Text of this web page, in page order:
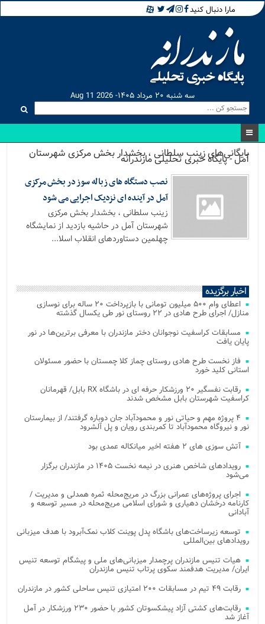
مارا دنبال کنید
سه شنبه ۲۰ مرداد ۱۴۰۵- Aug 11 2026
بایگانی‌های زینب سلطانی ، بخشدار بخش مرکزی شهرستان
آمل - پایگاه خبری تحلیلی مازندرانه
نصب دستگاه های زباله سوز در بخش مرکزی
آمل در آینده ای نزدیک اجرایی می شود
زینب سلطانی ، بخشدار بخش مرکزی
شهرستان آمل در حاشیه بازدید از نمایشگاه
چهلمین دستاوردهای انقلاب اسلا...
اخبار برگزیده
اعطای وام ۵۰۰ میلیون تومانی با بازپرداخت ۲۰ ساله برای نوسازی
منازل/ اجرای طرح هادی در ۲۲ روستای نور طی یکسال گذشته
مسابقات کراسفیت نوجوانان دختر مازندران با معرفی برترین‌ها در نور
پایان یافت
فاز نخست طرح هادی روستای چماز کلا چمستان با حضور مسئولان
استانی کلید خورد
رقابت نفسگیر ۲۰ ورزشکار حرفه ای در باشگاه RX بابل/ قهرمانان
کراسفیت شهرستان بابل مشخص شدند
۴ پروژه مهم و حیاتی نور و محمودآباد جان دوباره گرفتند/ از بیمارستان
نور و نیروگاه محمودآباد تا کمربندی رویان و پل آلشرود
آتش‌ سوزی‌ های ۲ هفته اخیر میانکاله عمدی بود
رویدادهای شاخص هنری در نیمه نخست ۱۴۰۵ در مازندران برگزار
می‌شود
اجرای پروژه‌های عمرانی بزرگ در مریج‌محله ثمره همدلی و مدیریت /
کارنامه درخشان دهیاری و شورای اسلامی مریج‌محله در مسیر توسعه و
آبادانی
توسعه زیرساخت‌های باشگاه پدل پوینت کلاب نمک‌آبرود با هدف میزبانی
رویدادهای بین‌المللی
هیات تنیس مازندران پرچمدار میزبانی‌های ملی و پیشگام توسعه تنیس
ایران/ مدیریت هدفمند سکوی پرتاب تنیس مازندران
رقابت ۴۹ تیم در مسابقات ۲۰۰ امتیازی تنیس ساحلی کشور در مازندران
رقابت‌های کشتی آزاد پیشکسوتان کشور با حضور ۲۳۰ ورزشکار در آمل
آغاز شد